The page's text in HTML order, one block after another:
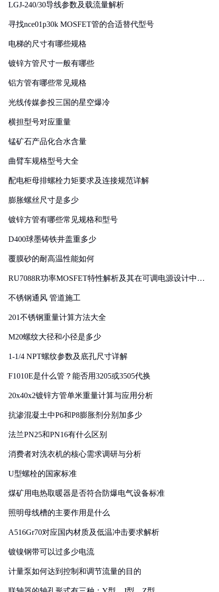
LGJ-240/30导线参数及载流量解析
寻找nce01p30k MOSFET管的合适替代型号
电梯的尺寸有哪些规格
镀锌方管尺寸一般有哪些
铝方管有哪些常见规格
光线传媒参投三国的星空爆冷
横担型号对应重量
锰矿石产品化合水含量
曲臂车规格型号大全
配电柜母排螺栓力矩要求及连接规范详解
膨胀螺丝尺寸是多少
镀锌方管有哪些常见规格和型号
D400球墨铸铁井盖重多少
覆膜砂的耐高温性能如何
RU7088R功率MOSFET特性解析及其在可调电源设计中的
不锈钢通风 管道施工
201不锈钢重量计算方法大全
M20螺纹大径和小径是多少
1-1/4 NPT螺纹参数及底孔尺寸详解
F1010E是什么管？能否用3205或3505代换
20x40x2镀锌方管单米重量计算与应用分析
抗渗混凝土中P6和P8膨胀剂分别加多少
法兰PN25和PN16有什么区别
消费者对洗衣机的核心需求调研与分析
U型螺栓的国家标准
煤矿用电热取暖器是否符合防爆电气设备标准
照明母线槽的主要作用是什么
A516Gr70对应国内材质及低温冲击要求解析
镀镍钢带可以过多少电流
计量泵如何达到控制和调节流量的目的